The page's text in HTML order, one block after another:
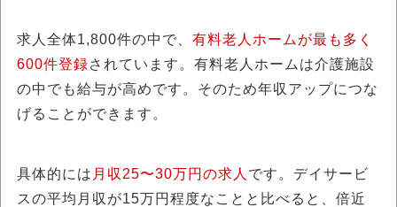
求人全体1,800件の中で、 有料老人ホームが最も多く
600件登録されています。有料老人ホームは介護施設
の中でも給与が高めです。そのため年収アップにつな
げることができます。
具体的には 月収25〜30万円の求人 です。デイサービ
スの平均月収が15万円程度なことと比べると、倍近